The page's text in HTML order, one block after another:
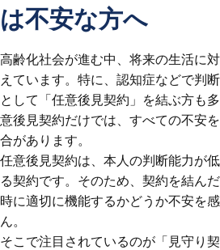
は不安な方へ
高齢化社会が進む中、将来の生活に
えています。特に、認知症などで判
として「任意後見契約」を結ぶ方も
意後見契約だけでは、すべての不安
合があります。
任意後見契約は、本人の判断能力が
る契約です。そのため、契約を結ん
時に適切に機能するかどうか不安を
ん。
そこで注目されているのが「見守り